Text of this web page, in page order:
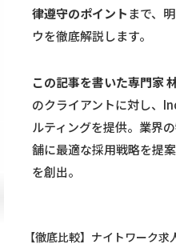
律遵守のポイントまで、
ウを徹底解説します。
この記事を書いた専門家
のクライアントに対し、
ルティングを提供。業界
舗に最適な採用戦略を提
を創出。
【徹底比較】ナイトワーク